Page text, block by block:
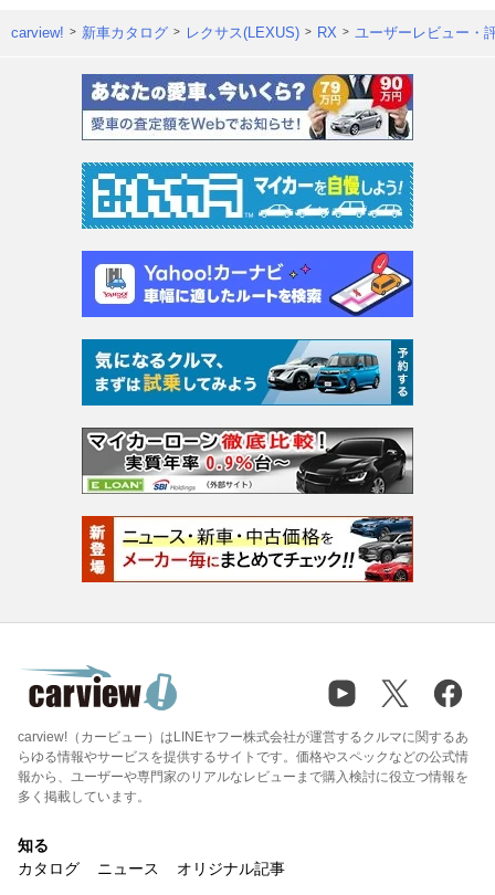
carview! 新車カタログ レクサス(LEXUS) RX ユーザーレビュー・
carview!（カービュー）はLINEヤフー株式会社が運営するクルマに関するあ
らゆる情報やサービスを提供するサイトです。価格やスペックなどの公式情
報から、ユーザーや専門家のリアルなレビューまで購入検討に役立つ情報を
多く掲載しています。
知る
カタログ
ニュース オリジナル記事